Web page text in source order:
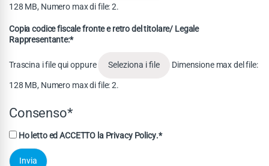
128 MB, Numero max di file: 2.
Copia codice fiscale fronte e retro del titolare/ Legale
Rappresentante:*
Trascina i file qui oppure Seleziona i file Dimensione max del file:
128 MB, Numero max di file: 2.
Consenso*
Ho letto ed ACCETTO la Privacy Policy.*